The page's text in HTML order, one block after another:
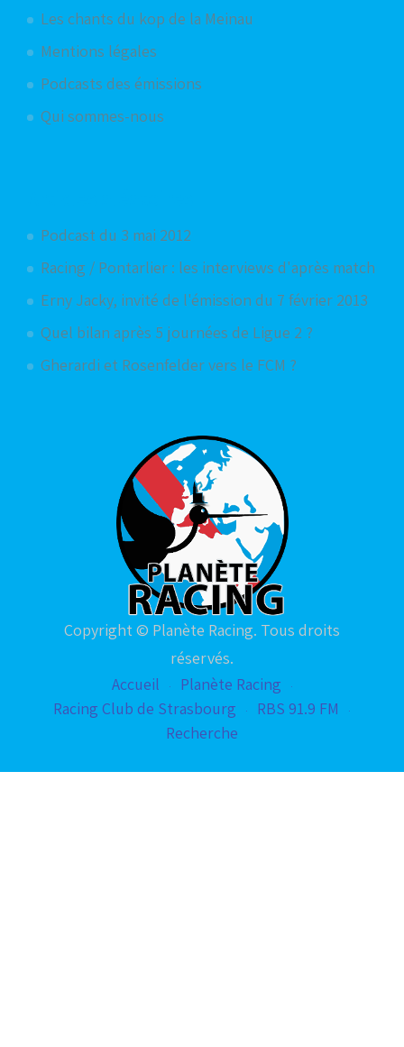
Les chants du kop de la Meinau
Mentions légales
Podcasts des émissions
Qui sommes-nous
Podcast du 3 mai 2012
Racing / Pontarlier : les interviews d'après match
Erny Jacky, invité de l'émission du 7 février 2013
Quel bilan après 5 journées de Ligue 2 ?
Gherardi et Rosenfelder vers le FCM ?
Copyright © Planète Racing. Tous droits
réservés.
Accueil
Planète Racing
Racing Club de Strasbourg
RBS 91.9 FM
Recherche